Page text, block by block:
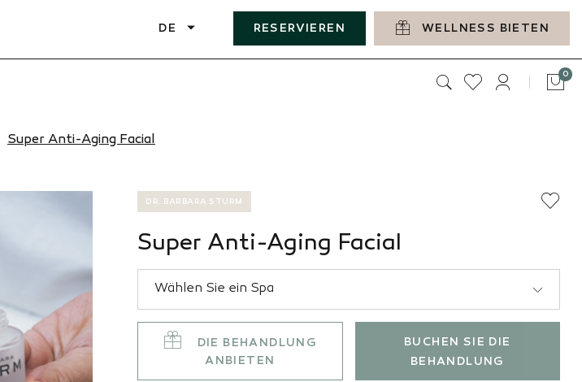
DE RESERVIEREN WELLNESS BIETEN
0
Super Anti-Aging Facial
DR. BARBARA STURM
Super Anti-Aging Facial
DIE BEHANDLUNG
ANBIETEN
BUCHEN SIE DIE
BEHANDLUNG